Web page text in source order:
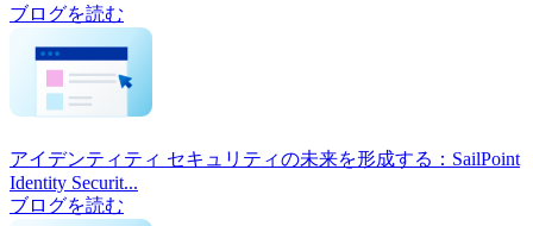
ブログを読む
アイデンティティ セキュリティの未来を形成する：SailPoint
Identity Securit...
ブログを読む